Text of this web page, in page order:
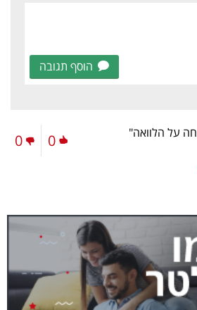
הוסף תגובה
על הלוואה" 0
0